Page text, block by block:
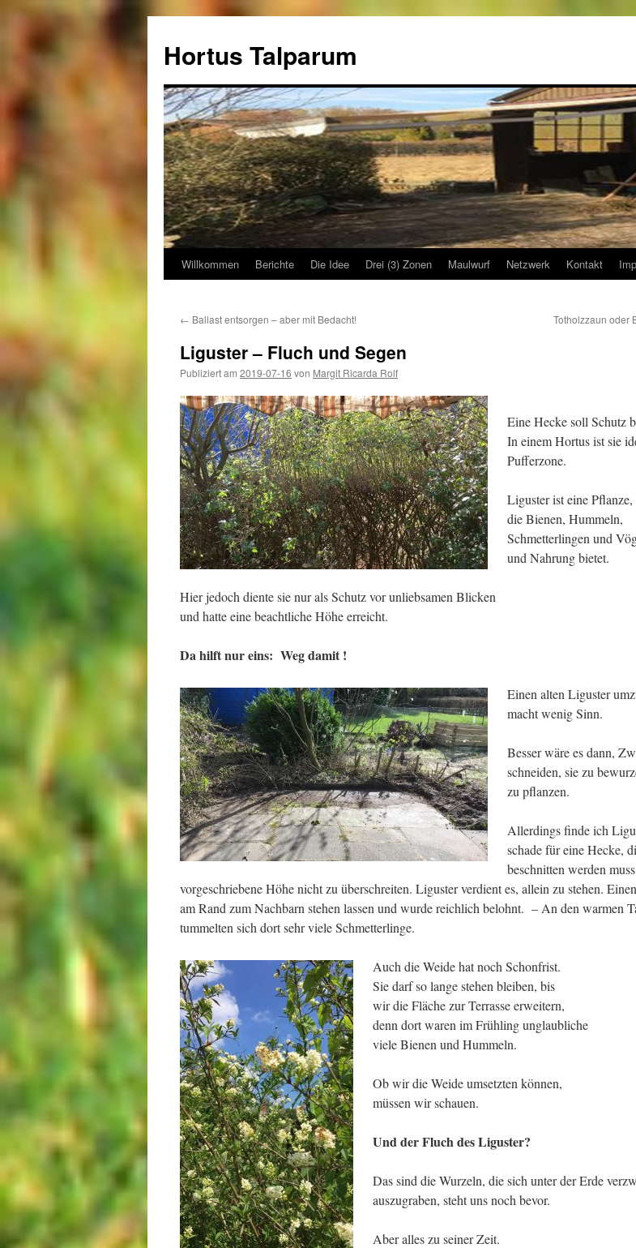
Hortus Talparum
Zum
springen
Willkommen Berichte Die Idee Drei (3) Zonen Maulwurf Netzwerk Kontakt
← Ballast entsorgen – aber mit Bedacht! Totholzzaun oder
Liguster – Fluch und Segen
Publiziert am 2019-07-16 von Margit Ricarda Rolf
Eine Hecke soll Schutz
In einem Hortus ist sie
Pufferzone.
Liguster ist eine Pflanze,
die Bienen, Hummeln,
Schmetterlingen und
und Nahrung bietet.
Hier jedoch diente sie nur als Schutz vor unliebsamen Blicken
und hatte eine beachtliche Höhe erreicht.
Da hilft nur eins: Weg damit !
Einen alten Liguster
macht wenig Sinn.
Besser wäre es dann,
schneiden, sie zu
zu pflanzen.
Allerdings finde ich
schade für eine Hecke,
beschnitten werden
vorgeschriebene Höhe nicht zu überschreiten. Liguster verdient es, allein zu stehen.
am Rand zum Nachbarn stehen lassen und wurde reichlich belohnt. – An den warmen
tummelten sich dort sehr viele Schmetterlinge.
Auch die Weide hat noch Schonfrist.
Sie darf so lange stehen bleiben, bis
wir die Fläche zur Terrasse erweitern,
denn dort waren im Frühling unglaubliche
viele Bienen und Hummeln.
Ob wir die Weide umsetzten können,
müssen wir schauen.
Und der Fluch des Liguster?
Das sind die Wurzeln, die sich unter der Erde
auszugraben, steht uns noch bevor.
Aber alles zu seiner Zeit.